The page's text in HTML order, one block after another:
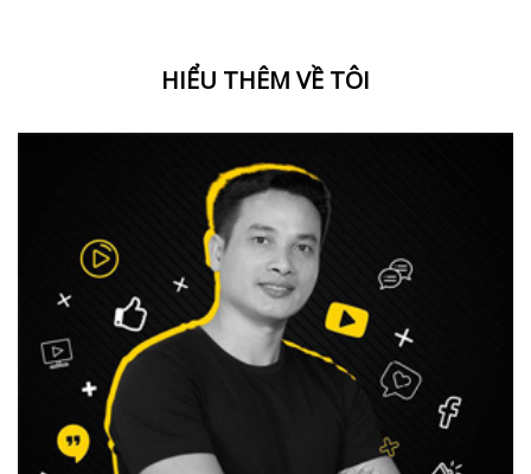
HIỂU THÊM VỀ TÔI